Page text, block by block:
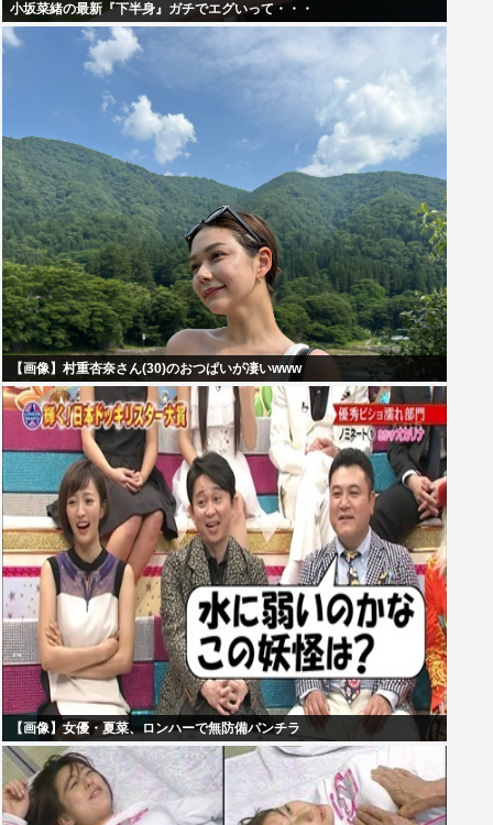
小坂菜緒の最新『下半身』ガチでエグいって・・・
【画像】村重杏奈さん(30)のおつぱいが凄いwww
【画像】女優・夏菜、ロンハーで無防備パンチラ